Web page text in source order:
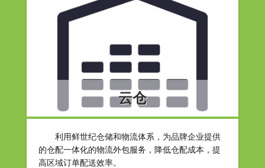
云仓
利用鲜世纪仓储和物流体系，为品牌企业提供
的仓配一体化的物流外包服务，降低仓配成本，提
高区域订单配送效率。